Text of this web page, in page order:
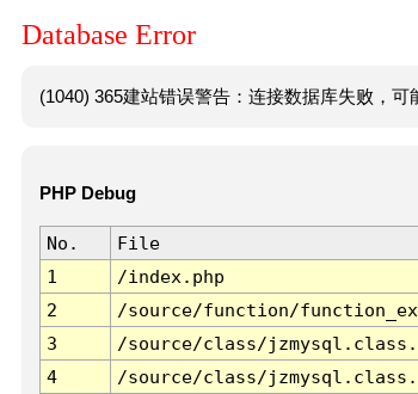
Database Error
(1040) 365建站错误警告：连接数据库失败，
PHP Debug
No. File
1
/index.php
2
/source/function/
3
/source/class/
4
/source/class/